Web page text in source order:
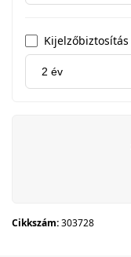
Kijelzőbiztosítás
Cikkszám:303728